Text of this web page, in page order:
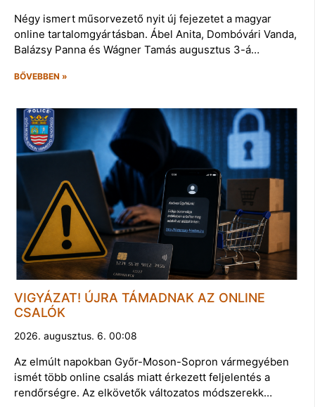
Négy ismert műsorvezető nyit új fejezetet a magyar
online tartalomgyártásban. Ábel Anita, Dombóvári Vanda,
Balázsy Panna és Wágner Tamás augusztus 3-á…
BŐVEBBEN »
VIGYÁZAT! ÚJRA TÁMADNAK AZ ONLINE
CSALÓK
2026. augusztus. 6. 00:08
Az elmúlt napokban Győr-Moson-Sopron vármegyében
ismét több online csalás miatt érkezett feljelentés a
rendőrségre. Az elkövetők változatos módszerekk…